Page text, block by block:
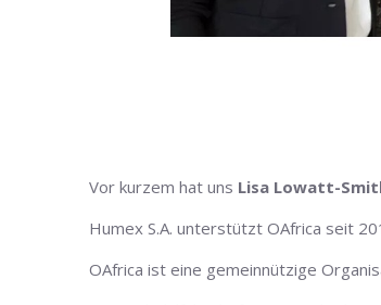
Vor kurzem hat uns Lisa Lowatt-
Humex S.A. unterstützt OAfrica seit
OAfrica ist eine gemeinnützige